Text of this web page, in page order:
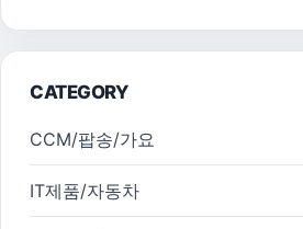
CATEGORY
CCM/팝송/가요
IT제품/자동차